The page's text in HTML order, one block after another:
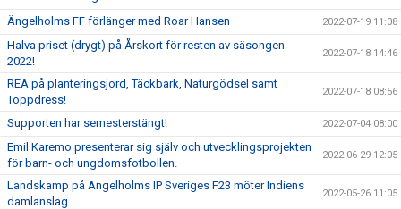
Ängelholms FF förlänger med Roar Hansen 2022-07-19 11:08
Halva priset (drygt) på Årskort för resten av säsongen
2022!
2022-07-18 14:46
REA på planteringsjord, Täckbark, Naturgödsel samt
Toppdress!
2022-07-18 08:56
Supporten har semesterstängt! 2022-07-04 08:00
Emil Karemo presenterar sig själv och utvecklingsprojekten
för barn- och ungdomsfotbollen.
2022-06-29 12:05
Landskamp på Ängelholms IP Sveriges F23 möter Indiens
damlanslag
2022-05-26 11:05